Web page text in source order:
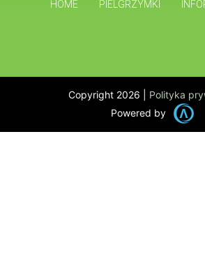
HOME PIELGRZYMKI
Copyright 2026 | Polityka
Powered by